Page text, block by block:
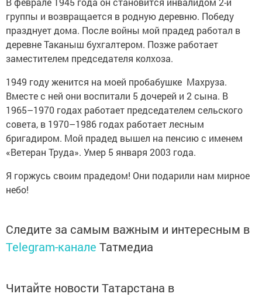
группы и возвращается в родную деревню. Победу
празднует дома. После войны мой прадед работал в
деревне Таканыш бухгалтером. Позже работает
заместителем председателя колхоза.
1949 году женится на моей пробабушке Махруза.
Вместе с ней они воспитали 5 дочерей и 2 сына. В
1965–1970 годах работает председателем сельского
совета, в 1970–1986 годах работает лесным
бригадиром. Мой прадед вышел на пенсию с именем
«Ветеран Труда». Умер 5 января 2003 года.
Я горжусь своим прадедом! Они подарили нам мирное
небо!
Следите за самым важным и интересным в
Telegram-канале Татмедиа
Читайте новости Татарстана в